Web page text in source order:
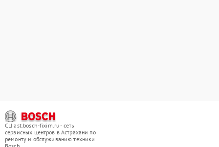
СЦ ast.bosch-fixim.ru - сеть
сервисных центров в Астрахани по
ремонту и обслуживанию техники